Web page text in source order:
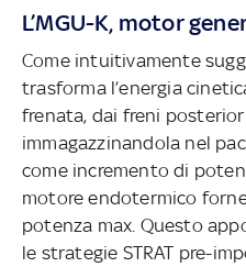
L’MGU-K, motor
Come intuitivamente
trasforma l’energia
frenata, dai freni
immagazzinandola nel
come incremento di
motore endotermico
potenza max. Questo
le strategie STRAT pre-